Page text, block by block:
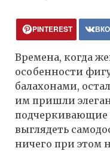
PINTEREST
Времена, когда
особенности
балахонами,
им пришли
подчеркивающие
выглядеть
ничего при этом